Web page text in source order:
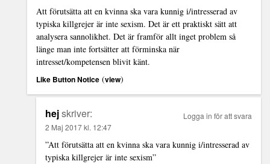
Att förutsätta att en kvinna ska vara kunnig i/intresserad av
typiska killgrejer är inte sexism. Det är ett praktiskt sätt att
analysera sannolikhet. Det är framför allt inget problem så
länge man inte fortsätter att förminska när
intresset/kompetensen blivit känt.
Like Button Notice (view)
hejskriver:
2 Maj 2017 kl. 12:47
”Att förutsätta att en kvinna ska vara kunnig i/intresserad av
typiska killgrejer är inte sexism”
Logga in för att svara